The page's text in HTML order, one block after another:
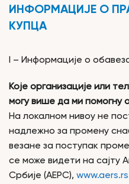
ИНФОРМАЦИЈЕ О
КУПЦА
I – Информације о
Које организације или
могу више да ми помогну
На локалном нивоу не
надлежно за промену
везане за поступак
се може видети на сајту
Србије (АЕРС), www.aers.rs